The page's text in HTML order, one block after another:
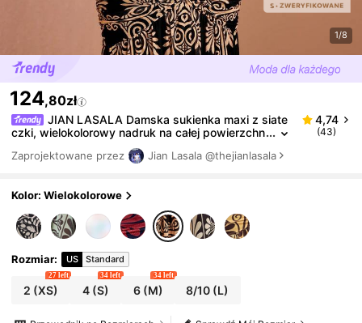
1/8
124,80zł
JIAN LASALA Damska sukienka maxi z siate
czki, wielokolorowy nadruk na całej powierzchn
i, odkryte plecy, seksowna, na cienkich ramiącz
kach, bez rękawów
4,74
(43)
Zaprojektowane przez Jian Lasala @thejianlasala
Kolor: Wielokolorowe
Rozmiar: US Standard
2 (XS)
27 left
4(S)
34 left
6(M)
34 left
8/10 (L)